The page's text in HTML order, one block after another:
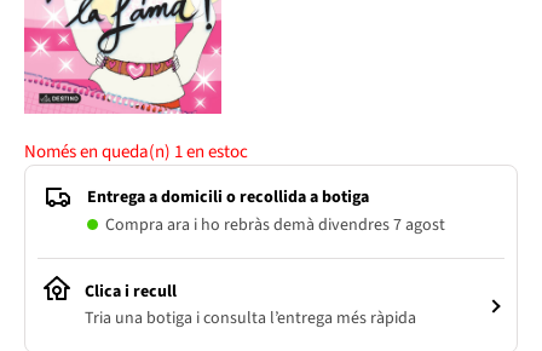
Només en queda(n) 1en estoc
Entrega a domicili o recollida a botiga
Compra ara i ho rebràs demà divendres 7 agost
Clica i recull
Tria una botiga i consulta l’entrega més ràpida